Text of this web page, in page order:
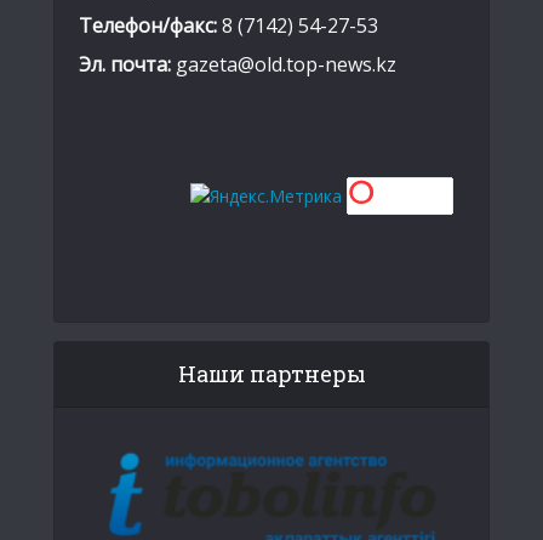
Телефон/факс:8 (7142) 54-27-53
Эл. почта: gazeta@old.top-news.kz
Наши партнеры